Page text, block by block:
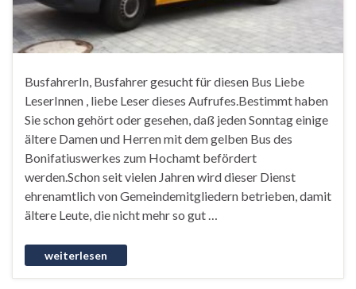
BusfahrerIn, Busfahrer gesucht für diesen Bus Liebe
LeserInnen , liebe Leser dieses Aufrufes.Bestimmt haben
Sie schon gehört oder gesehen, daß jeden Sonntag einige
ältere Damen und Herren mit dem gelben Bus des
Bonifatiuswerkes zum Hochamt befördert
werden.Schon seit vielen Jahren wird dieser Dienst
ehrenamtlich von Gemeindemitgliedern betrieben, damit
ältere Leute, die nicht mehr so gut …